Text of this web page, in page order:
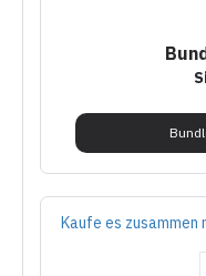
Kaufe es zusammen